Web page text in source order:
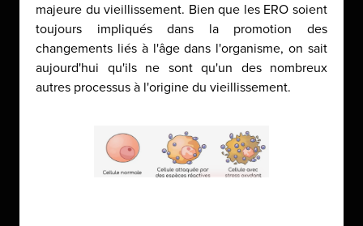
majeure du vieillissement. Bien que les ERO soient
toujours impliqués dans la promotion des
changements liés à l'âge dans l'organisme, on sait
aujourd'hui qu'ils ne sont qu'un des nombreux
autres processus à l'origine du vieillissement.